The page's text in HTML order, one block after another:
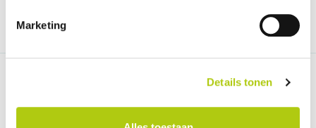
Marketing
Details tonen
97 % des clients nous recommandent